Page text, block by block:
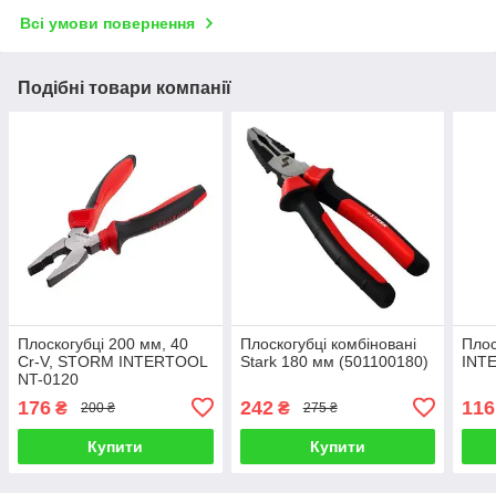
Всі умови повернення
Подібні товари компанії
Плоскогубці 200 мм, 40
Cr-V, STORM INTERTOOL
NT-0120
176 ₴ 200 ₴
Купити
Плоскогубці комбіновані
Stark 180 мм (501100180)
242₴ 275 ₴
Купити
116